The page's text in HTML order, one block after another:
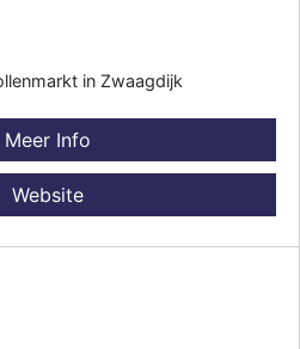
in Zwaagdijk
Meer Info
Website